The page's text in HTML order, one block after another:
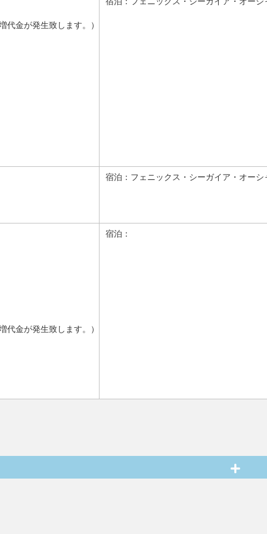
金が発生致します。）
宿泊： フェニックス・シーガイア・オー
金が発生致します。）
宿泊：